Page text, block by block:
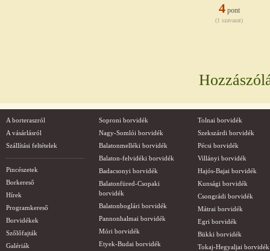
4pont
(1 szavazat)
A borteraszról
A vásárlásról
Szállítási feltételek
Pincészetek
Borkereső
Hírek
Programkereső
Borvidékek
Szőlőfajták
Galériák
Soproni borvidék
Nagy-Somlói borvidék
Balatonmelléki borvidék
Balaton-felvidéki borvidék
Badacsonyi borvidék
Balatonfüred-Csopaki
borvidék
Balatonboglári borvidék
Pannonhalmai borvidék
Móri borvidék
Etyek-Budai borvidék
Tolnai borvidék
Szekszárdi borvidék
Pécsi borvidék
Villányi borvidék
Hajós-Bajai borvidék
Kunsági borvidék
Csongrádi borvidék
Mátrai borvidék
Egri borvidék
Bükki borvidék
Tokaj-Hegyaljai borvidék